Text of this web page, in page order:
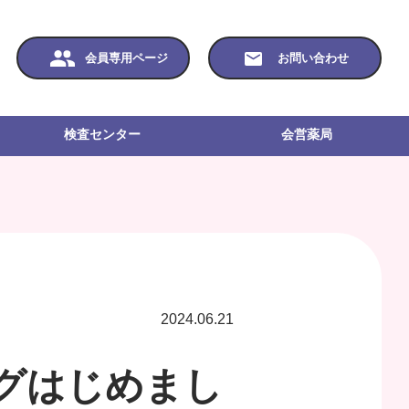
会員専用ページ お問い合わせ
検査センター 会営薬局
2024.06.21
はじめまし